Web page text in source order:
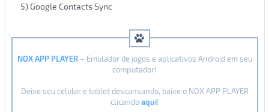
5) Google Contacts Sync
NOX APP PLAYER– Emulador de jogos e aplicativos Android em seu
computador!
Deixe seu celular e tablet descansando, baixe o NOX APP PLAYER
clicandoaqui!